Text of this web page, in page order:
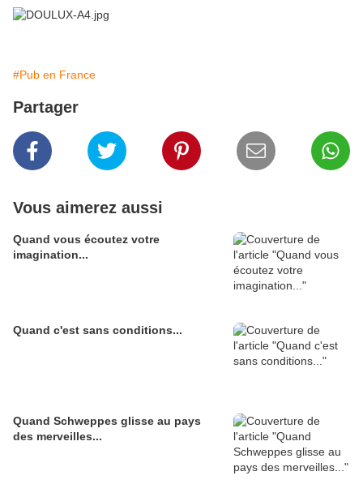
#Pub en France
Partager
Vous aimerez aussi
Quand vous écoutez votre
imagination...
Quand c'est sans conditions...
Quand Schweppes glisse au pays
des merveilles...